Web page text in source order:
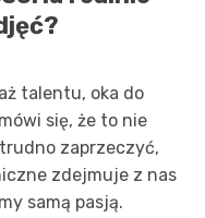
talentu, oka do
się, że to nie
zaprzeczyć,
zdejmuje z nas
samą pasją.